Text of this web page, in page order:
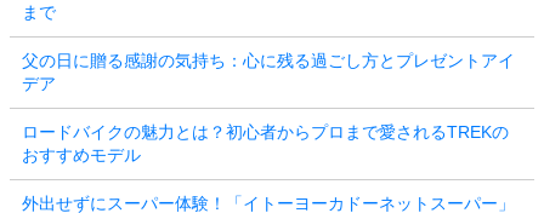
まで
父の日に贈る感謝の気持ち：心に残る過ごし方とプレゼントアイ
デア
ロードバイクの魅力とは？初心者からプロまで愛されるTREKの
おすすめモデル
外出せずにスーパー体験！「イトーヨーカドーネットスーパー」